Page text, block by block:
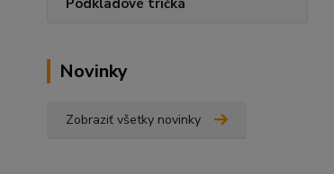
Podkladové tričká
Novinky
Zobraziť všetky novinky